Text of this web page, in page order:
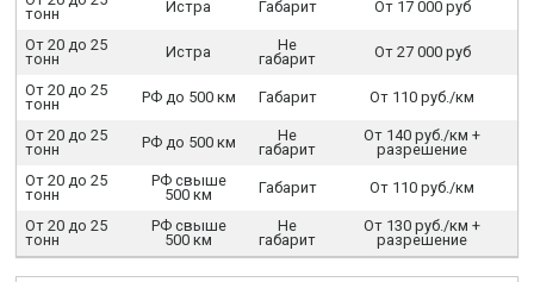
тонн
Истра Габарит От 17 000 руб
От 20 до 25
тонн
Истра
Не
габарит
От 27 000 руб
От 20 до 25
тонн
РФ до 500 км Габарит От 110 руб./км
От 20 до 25
тонн
РФ до 500 км
Не
габарит
От 140 руб./км +
разрешение
От 20 до 25
тонн
РФ свыше
500 км
Габарит От 110 руб./км
От 20 до 25
тонн
РФ свыше
500 км
Не
габарит
От 130 руб./км +
разрешение